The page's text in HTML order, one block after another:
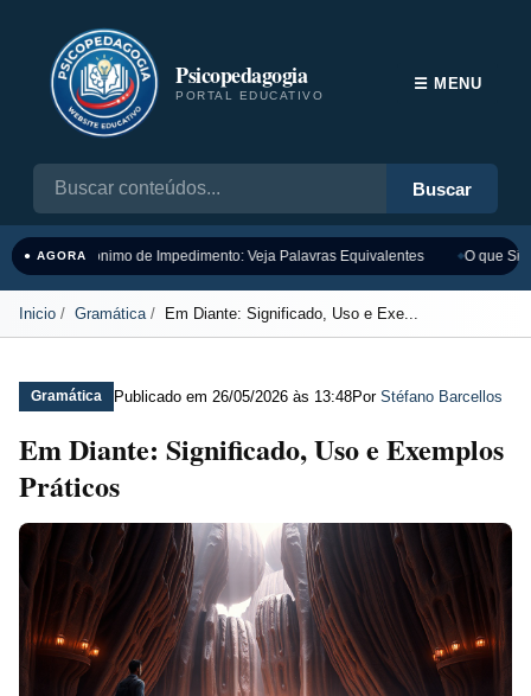
Psicopedagogia
PORTAL EDUCATIVO
Buscar
☰ MENU
● AGORASinônimo de Impedimento: Veja Palavras Equivalentes O que
Inicio Gramática Em Diante: Significado, Uso e Exe...
Gramática Publicado em 26/05/2026 às 13:48Por Stéfano Barcellos
Em Diante: Significado, Uso e Exemplos
Práticos